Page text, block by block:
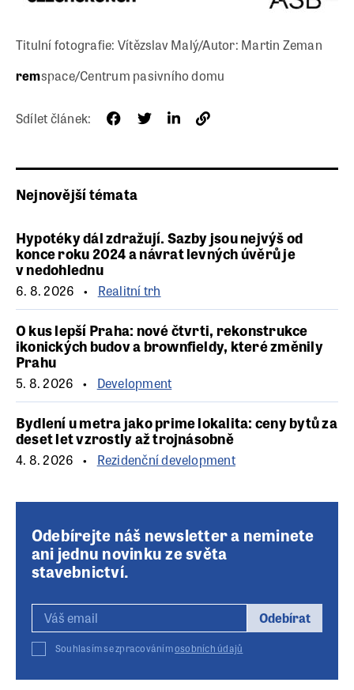
Titulní fotografie: Vítězslav Malý/Autor: Martin Zeman
remspace/Centrum pasivního domu
Sdílet článek:
Nejnovější témata
Hypotéky dál zdražují. Sazby jsou nejvýš od
konce roku 2024 a návrat levných úvěrů je
v nedohlednu
6. 8. 2026 Realitní trh
O kus lepší Praha: nové čtvrti, rekonstrukce
ikonických budov a brownfieldy, které změnily
Prahu
5. 8. 2026 Development
Bydlení u metra jako prime lokalita: ceny bytů za
deset let vzrostly až trojnásobně
4. 8. 2026 Rezidenční development
Odebírejte náš newsletter a neminete
ani jednu novinku ze světa
stavebnictví.
Odebírat
Souhlasím se zpracovánímosobních údajů